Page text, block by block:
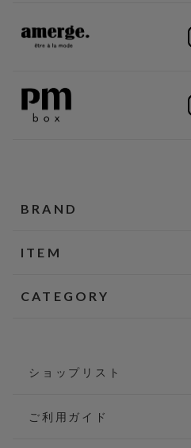
BRAND
ITEM
CATEGORY
ショップリスト
ご利用ガイド